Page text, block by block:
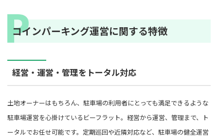
コインパーキング運営に関する特徴
経営・運営・管理をトータル対応
土地オーナーはもちろん、駐車場の利用者にとっても満足できるような
駐車場運営を心掛けているビーフラット。経営から運営、管理まで、ト
ータルでお任せ可能です。定期巡回や近隣対応など、駐車場の健全運営